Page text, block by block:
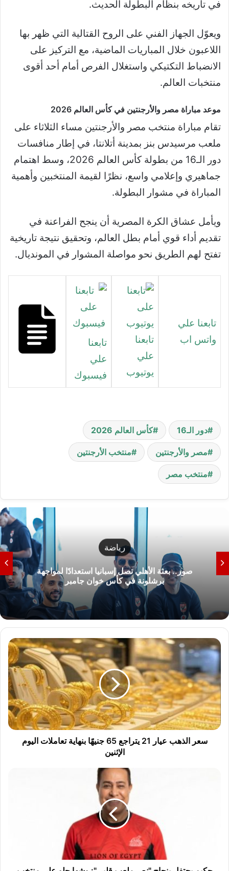
في تاريخه بنظام البطولة الحديث.
ويعوّل الجهاز الفني على الروح القتالية التي ظهر بها
اللاعبون خلال المباريات الماضية، مع التركيز على
الانضباط التكتيكي واستغلال الفرص أمام أحد أقوى
منتخبات العالم.
موعد مباراة مصر والأرجنتين في كأس العالم 2026
تقام مباراة منتخب مصر والأرجنتين مساء الثلاثاء على
ملعب مرسيدس بنز بمدينة أتلانتا، في إطار منافسات
دور الـ16 من بطولة كأس العالم 2026، وسط اهتمام
جماهيري وإعلامي واسع، نظرًا لقيمة المنتخبين وأهمية
المباراة في مشوار البطولة.
ويأمل عشاق الكرة المصرية أن ينجح الفراعنة في
تقديم أداء قوي أمام بطل العالم، وتحقيق نتيجة تاريخية
تفتح لهم الطريق نحو مواصلة المشوار في المونديال.
تابعنا علي
واتس اب
تابعنا
علي
يوتيوب
تابعنا
علي
فيسبوك
دور الـ16 كأس العالم 2026
مصر والأرجنتين منتخب الأرجنتين
منتخب مصر
رياضة
صور.. بعثة الأهلي تصل إسبانيا استعدادًا لمواجهة
برشلونة في كأس خوان جامبر
س
ع
ر
ا
ل
ذ
ه
ب
ع
سعر الذهب عيار 21 يتراجع 65 جنيهًا بنهاية تعاملات اليوم
الإثنين